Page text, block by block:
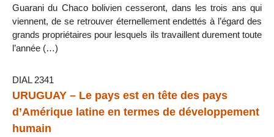
Guarani du Chaco bolivien cesseront, dans les trois ans qui
viennent, de se retrouver éternellement endettés à l’égard des
grands propriétaires pour lesquels ils travaillent durement toute
l’année (…)
DIAL 2341
URUGUAY – Le pays est en tête des pays
d’Amérique latine en termes de développement
humain